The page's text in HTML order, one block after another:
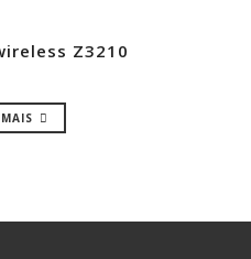
Z3210